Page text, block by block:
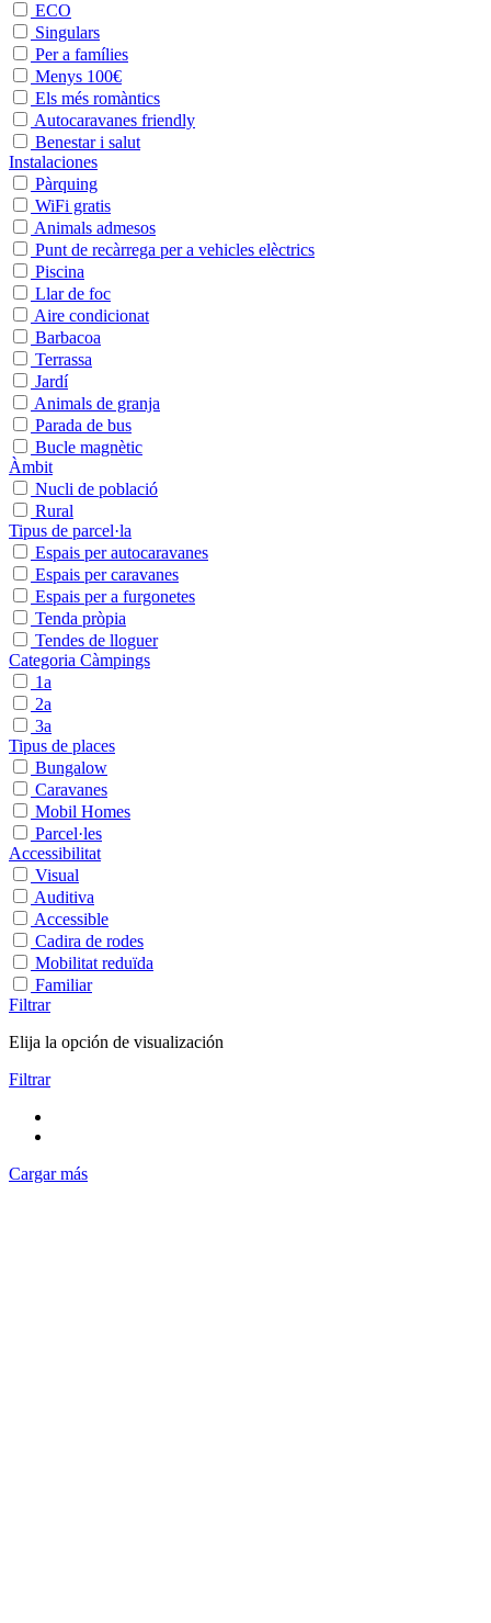
ECO
Singulars
Per a famílies
Menys 100€
Els més romàntics
Autocaravanes friendly
Benestar i salut
Instalaciones
Pàrquing
WiFi gratis
Animals admesos
Punt de recàrrega per a vehicles elèctrics
Piscina
Llar de foc
Aire condicionat
Barbacoa
Terrassa
Jardí
Animals de granja
Parada de bus
Bucle magnètic
Àmbit
Nucli de població
Rural
Tipus de parcel·la
Espais per autocaravanes
Espais per caravanes
Espais per a furgonetes
Tenda pròpia
Tendes de lloguer
Categoria Càmpings
1a
2a
3a
Tipus de places
Bungalow
Caravanes
Mobil Homes
Parcel·les
Accessibilitat
Visual
Auditiva
Accessible
Cadira de rodes
Mobilitat reduïda
Familiar
Filtrar
Elija la opción de visualización
Filtrar
Cargar más